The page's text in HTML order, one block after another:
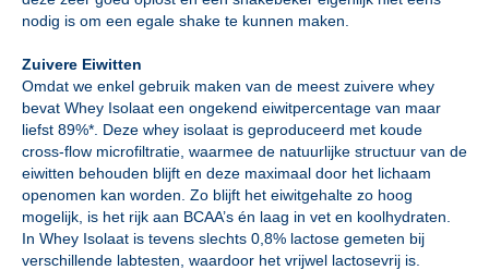
nodig is om een egale shake te kunnen maken.
Zuivere Eiwitten
Omdat we enkel gebruik maken van de meest zuivere whey
bevat Whey Isolaat een ongekend eiwitpercentage van maar
liefst 89%*. Deze whey isolaat is geproduceerd met koude
cross-flow microfiltratie, waarmee de natuurlijke structuur van de
eiwitten behouden blijft en deze maximaal door het lichaam
openomen kan worden. Zo blijft het eiwitgehalte zo hoog
mogelijk, is het rijk aan BCAA’s én laag in vet en koolhydraten.
In Whey Isolaat is tevens slechts 0,8% lactose gemeten bij
verschillende labtesten, waardoor het vrijwel lactosevrij is.